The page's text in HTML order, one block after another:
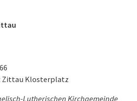
Zittau Klosterplatz
Lutherischen Kirchgemeinde